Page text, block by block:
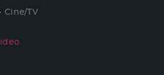
Cine/TV